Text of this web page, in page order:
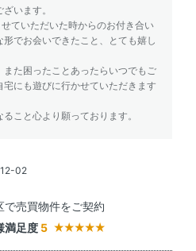
います。
ていただいた時からのお付き合い
でお会いできたこと、とても嬉し
また困ったことあったらいつでもご
にも遊びに行かせていただきます
こと心より願っております。
02
で売買物件をご契約
満足度 5